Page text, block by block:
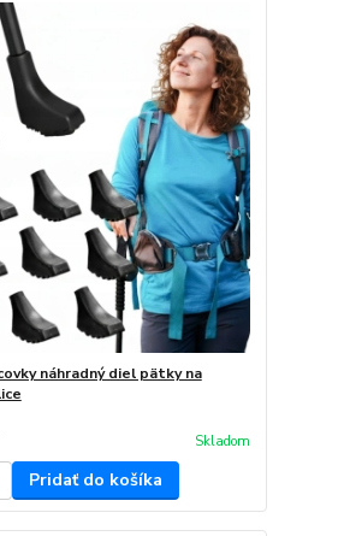
náhradný diel pätky na
Skladom
Pridať do košíka